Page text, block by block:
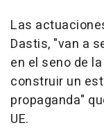
Las
Dastis, "van a
en el seno de
construir un
propaganda"
UE.